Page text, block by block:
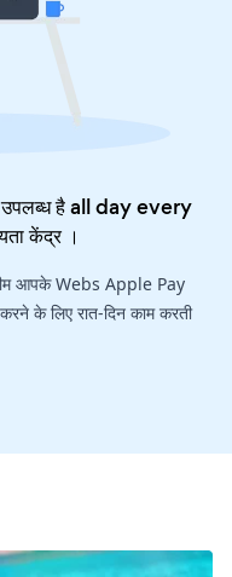
है all day every
केंद्र।
टीम आपके Webs Apple Pay
के लिए रात-दिन काम करती